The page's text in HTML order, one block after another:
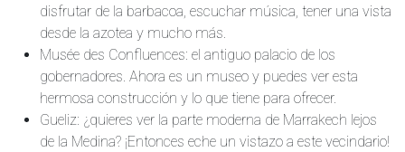
disfrutar de la barbacoa, escuchar música, tener una vista
desde la azotea y mucho más.
Musée des Confluences: el antiguo palacio de los
gobernadores. Ahora es un museo y puedes ver esta
hermosa construcción y lo que tiene para ofrecer.
Gueliz: ¿quieres ver la parte moderna de Marrakech lejos
de la Medina? ¡Entonces eche un vistazo a este vecindario!